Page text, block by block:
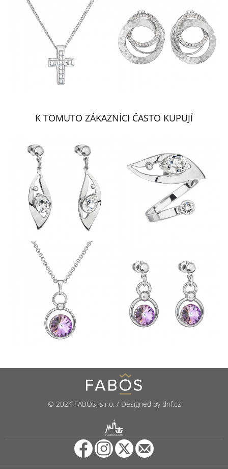
K TOMUTO ZÁKAZNÍCI ČASTO KUPUJÍ
© 2024 FABOS, s.r.o. / Designed by dnf.cz
PUNCOVNÍ ÚŘAD